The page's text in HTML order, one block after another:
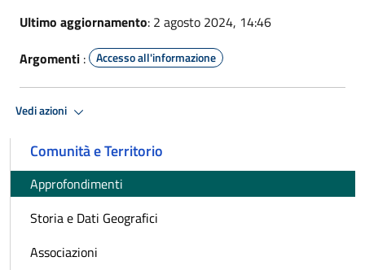
Ultimo aggiornamento: 2 agosto 2024, 14:46
Argomenti : Accesso all'informazione
Vedi azioni
Comunità e Territorio
Approfondimenti
Storia e Dati Geografici
Associazioni